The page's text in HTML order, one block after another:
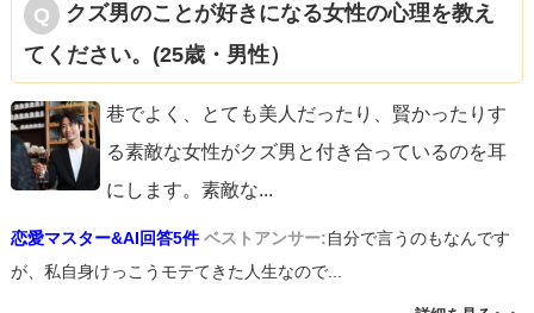
クズ男のことが好きになる女性の心理を教え
てください。(25歳・男性）
巷でよく、とても美人だったり、賢かったりす
る素敵な女性がクズ男と付き合っているのを耳
にします。素敵な...
恋愛マスター&AI回答5件 ベストアンサー:自分で言うのもなんです
が、私自身けっこうモテてきた人生なので...